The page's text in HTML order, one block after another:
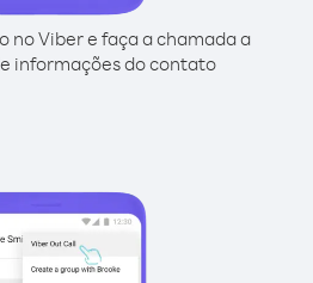
no Viber e faça a chamada a
informações do contato